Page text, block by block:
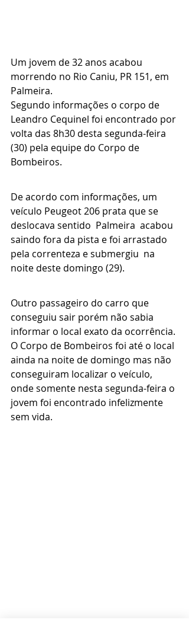
Um jovem de 32 anos acabou
morrendo no Rio Caniu, PR 151, em
Palmeira.
Segundo informações o corpo de
Leandro Cequinel foi encontrado por
volta das 8h30 desta segunda-feira
(30) pela equipe do Corpo de
Bombeiros.
De acordo com informações, um
veículo Peugeot 206 prata que se
deslocava sentido  Palmeira  acabou
saindo fora da pista e foi arrastado
pela correnteza e submergiu  na
noite deste domingo (29).
Outro passageiro do carro que
conseguiu sair porém não sabia
informar o local exato da ocorrência.
O Corpo de Bombeiros foi até o local
ainda na noite de domingo mas não
conseguiram localizar o veículo,
onde somente nesta segunda-feira o
jovem foi encontrado infelizmente
sem vida.